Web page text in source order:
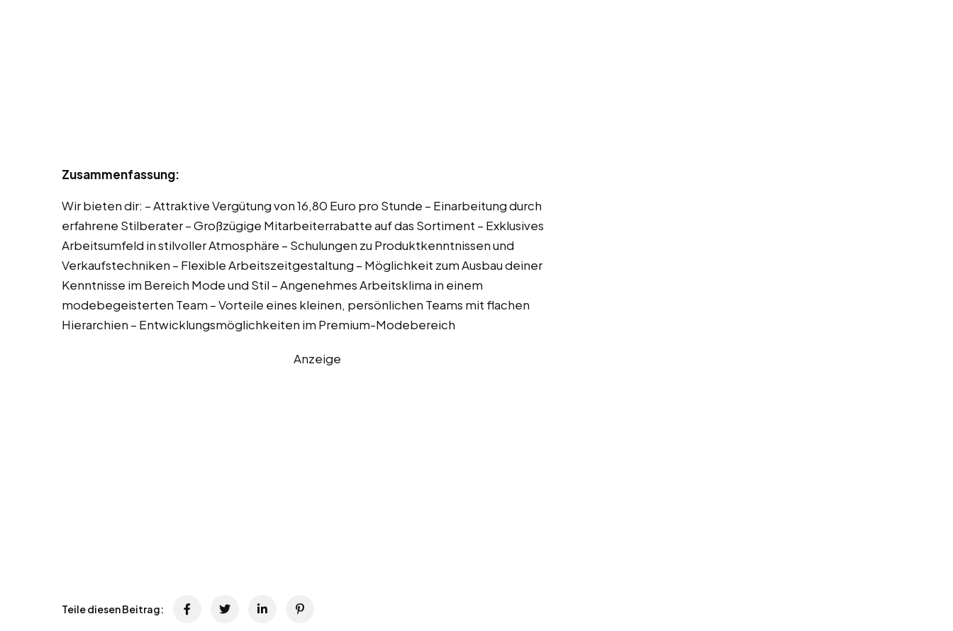
Zusammenfassung:
Wir bieten dir: – Attraktive Vergütung von 16,80 Euro pro Stunde – Einarbeitung durch
erfahrene Stilberater – Großzügige Mitarbeiterrabatte auf das Sortiment – Exklusives
Arbeitsumfeld in stilvoller Atmosphäre – Schulungen zu Produktkenntnissen und
Verkaufstechniken – Flexible Arbeitszeitgestaltung – Möglichkeit zum Ausbau deiner
Kenntnisse im Bereich Mode und Stil – Angenehmes Arbeitsklima in einem
modebegeisterten Team – Vorteile eines kleinen, persönlichen Teams mit flachen
Hierarchien – Entwicklungsmöglichkeiten im Premium-Modebereich
Anzeige
Teile diesen Beitrag: